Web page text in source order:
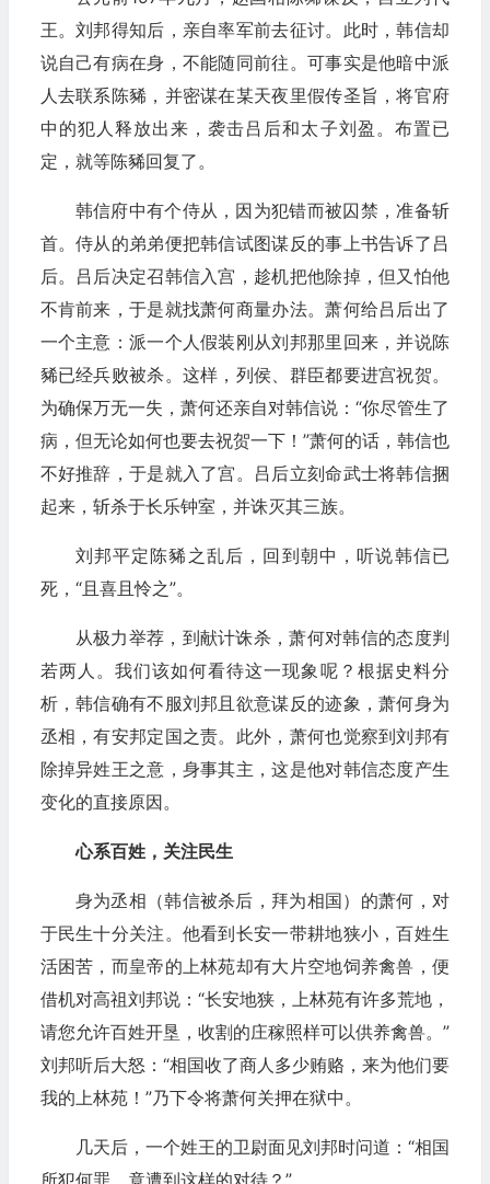
王。刘邦得知后，亲自率军前去征讨。此时，韩信却
说自己有病在身，不能随同前往。可事实是他暗中派
人去联系陈豨，并密谋在某天夜里假传圣旨，将官府
中的犯人释放出来，袭击吕后和太子刘盈。布置已
定，就等陈豨回复了。
韩信府中有个侍从，因为犯错而被囚禁，准备斩
首。侍从的弟弟便把韩信试图谋反的事上书告诉了吕
后。吕后决定召韩信入宫，趁机把他除掉，但又怕他
不肯前来，于是就找萧何商量办法。萧何给吕后出了
一个主意：派一个人假装刚从刘邦那里回来，并说陈
豨已经兵败被杀。这样，列侯、群臣都要进宫祝贺。
为确保万无一失，萧何还亲自对韩信说：“你尽管生了
病，但无论如何也要去祝贺一下！”萧何的话，韩信也
不好推辞，于是就入了宫。吕后立刻命武士将韩信捆
起来，斩杀于长乐钟室，并诛灭其三族。
刘邦平定陈豨之乱后，回到朝中，听说韩信已
死，“且喜且怜之”。
从极力举荐，到献计诛杀，萧何对韩信的态度判
若两人。我们该如何看待这一现象呢？根据史料分
析，韩信确有不服刘邦且欲意谋反的迹象，萧何身为
丞相，有安邦定国之责。此外，萧何也觉察到刘邦有
除掉异姓王之意，身事其主，这是他对韩信态度产生
变化的直接原因。
心系百姓，关注民生
身为丞相（韩信被杀后，拜为相国）的萧何，对
于民生十分关注。他看到长安一带耕地狭小，百姓生
活困苦，而皇帝的上林苑却有大片空地饲养禽兽，便
借机对高祖刘邦说：“长安地狭，上林苑有许多荒地，
请您允许百姓开垦，收割的庄稼照样可以供养禽兽。”
刘邦听后大怒：“相国收了商人多少贿赂，来为他们要
我的上林苑！”乃下令将萧何关押在狱中。
几天后，一个姓王的卫尉面见刘邦时问道：“相国
所犯何罪，竟遭到这样的对待？”